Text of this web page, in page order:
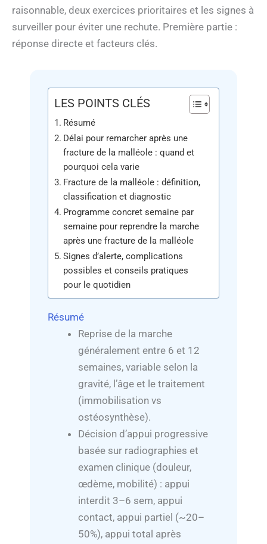
raisonnable, deux exercices prioritaires et les signes à
surveiller pour éviter une rechute. Première partie :
réponse directe et facteurs clés.
LES POINTS CLÉS
Résumé
Délai pour remarcher après une
fracture de la malléole : quand et
pourquoi cela varie
Fracture de la malléole : définition,
classification et diagnostic
Programme concret semaine par
semaine pour reprendre la marche
après une fracture de la malléole
Signes d’alerte, complications
possibles et conseils pratiques
pour le quotidien
Résumé
Reprise de la marche
généralement entre 6 et 12
semaines, variable selon la
gravité, l’âge et le traitement
(immobilisation vs
ostéosynthèse).
Décision d’appui progressive
basée sur radiographies et
examen clinique (douleur,
œdème, mobilité) : appui
interdit 3–6 sem, appui
contact, appui partiel (~20–
50%), appui total après